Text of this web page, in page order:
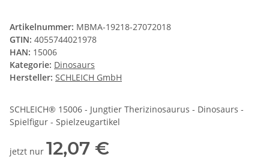
Artikelnummer: MBMA-19218-27072018
GTIN: 4055744021978
HAN: 15006
Kategorie: Dinosaurs
Hersteller: SCHLEICH GmbH
SCHLEICH® 15006 - Jungtier Therizinosaurus - Dinosaurs -
Spielfigur - Spielzeugartikel
jetzt nur 12,07 €